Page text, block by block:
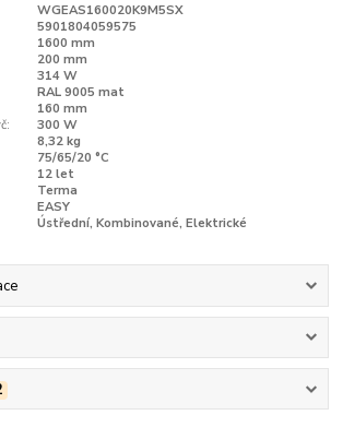
WGEAS160020K9M5SX
5901804059575
1600 mm
200 mm
314 W
RAL 9005 mat
160 mm
300 W
8,32 kg
75/65/20 °C
12 let
Terma
EASY
Ústřední, Kombinované, Elektrické